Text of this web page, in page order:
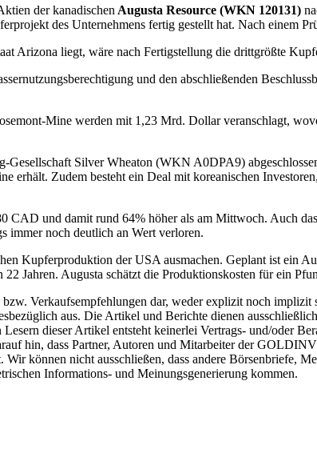
der kanadischen Augusta Resource (WKN 120131)
des Unternehmens fertig gestellt hat. Nach einem
Arizona liegt, wäre nach Fertigstellung die drittgrößte
und den abschließenden
Mine werden mit 1,23 Mrd. Dollar veranschlagt,
Gesellschaft Silver Wheaton (WKN A0DPA9)
erhält. Zudem besteht ein Deal mit koreanischen
CAD und damit rund 64% höher als am Mittwoch. Auch
immer noch deutlich an Wert verloren.
Kupferproduktion der USA ausmachen. Geplant ist
Jahren. Augusta schätzt die Produktionskosten für ein
Verkaufsempfehlungen dar, weder explizit noch
aus. Die Artikel und Berichte dienen
dieser Artikel entsteht keinerlei Vertrags- und/oder
hin, dass Partner, Autoren und Mitarbeiter der
können nicht ausschließen, dass andere Börsenbriefe,
Informations- und Meinungsgenerierung kommen.